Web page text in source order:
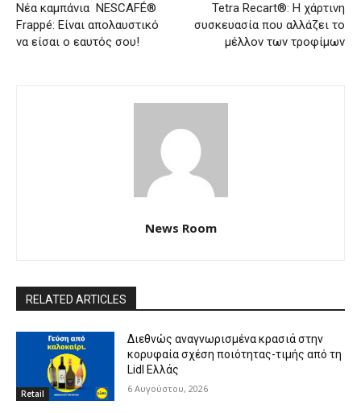
Νέα καμπάνια NESCAFÉ®
Frappé: Είναι απολαυστικό
να είσαι ο εαυτός σου!
Tetra Recart®: Η χάρτινη
συσκευασία που αλλάζει το
μέλλον των τροφίμων
News Room
RELATED ARTICLES
Retail
Διεθνώς αναγνωρισμένα κρασιά στην
κορυφαία σχέση ποιότητας-τιμής από τη
Lidl Ελλάς
6 Αυγούστου, 2026